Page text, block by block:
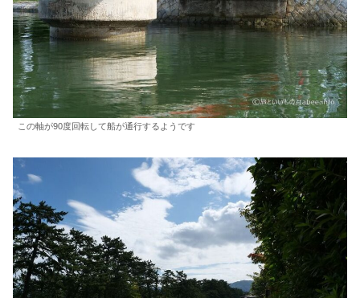
この軸が90度回転して船が通行するようです